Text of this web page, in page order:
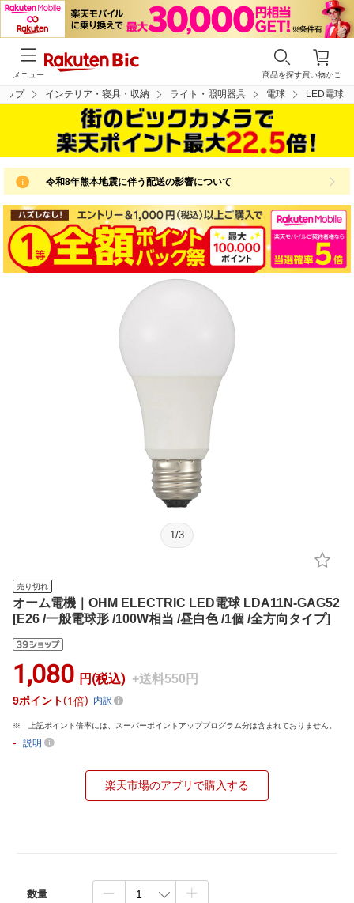
買い物かご
商品を探す
メニュー
ップ インテリア・寝具・収納 ライト・照明器具 電球 LED電球
令和8年熊本地震に伴う配送の影響について
1 /3
売り切れ
オーム電機｜OHM ELECTRIC LED電球 LDA11N-GAG52
[E26 /一般電球形 /100W相当 /昼白色 /1個 /全方向タイプ]
1,080 円(税込) +送料550円
9ポイント 1倍 内訳
上記ポイント倍率には、スーパーポイントアッププログラム分は含まれておりません。
- 説明
楽天市場のアプリで購入する
数量